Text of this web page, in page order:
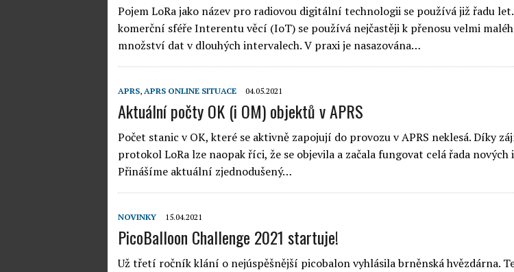
Pojem LoRa jako název pro radiovou digitální technologii se používá již řadu
komerční sféře Interentu věcí (IoT) se používá nejčastěji k přenosu velmi
množství dat v dlouhých intervalech. V praxi je nasazována…
APRS, APRS ONLINE SITUACE 04.05.2021
Aktuální počty OK (i OM) objektů v APRS
Počet stanic v OK, které se aktivně zapojují do provozu v APRS neklesá. Díky
protokol LoRa lze naopak říci, že se objevila a začala fungovat celá řada nových
Přinášíme aktuální zjednodušený…
NOVINKY 15.04.2021
PicoBalloon Challenge 2021 startuje!
Už třetí ročník klání o nejúspěšnější picobalon vyhlásila brněnská hvězdárna.